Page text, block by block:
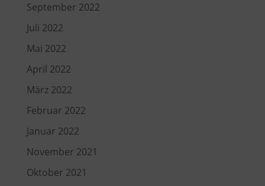
September 2022
Juli 2022
Mai 2022
April 2022
März 2022
Februar 2022
Januar 2022
November 2021
Oktober 2021